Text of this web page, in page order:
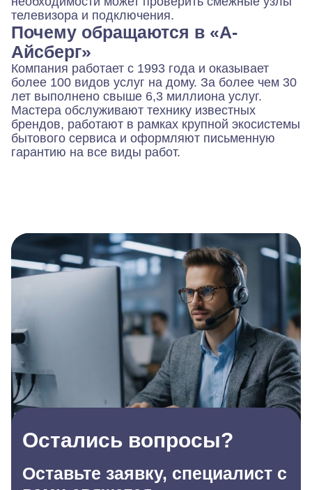
телевизора и подключения.
Почему обращаются в «А-
Айсберг»
Компания работает с 1993 года и оказывает
более 100 видов услуг на дому. За более чем 30
лет выполнено свыше 6,3 миллиона услуг.
Мастера обслуживают технику известных
брендов, работают в рамках крупной экосистемы
бытового сервиса и оформляют письменную
гарантию на все виды работ.
Остались вопросы?
Оставьте заявку, специалист с